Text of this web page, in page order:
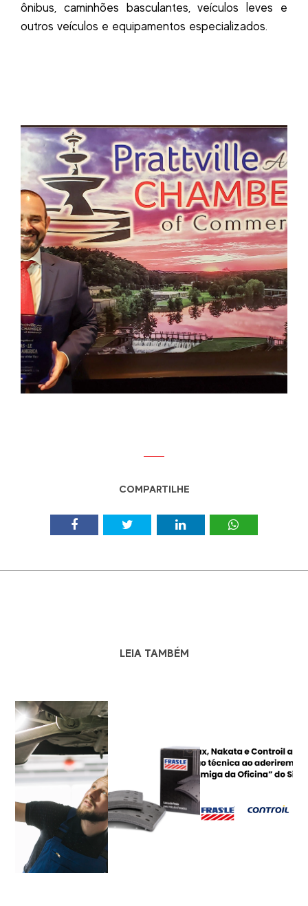
ônibus, caminhões basculantes, veículos leves e
outros veículos e equipamentos especializados.
COMPARTILHE
LEIA TAMBÉM